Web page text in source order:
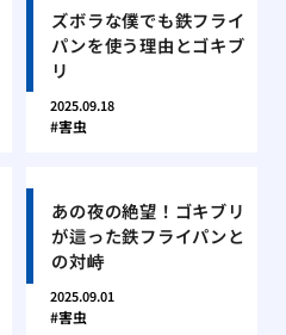
ズボラな僕でも鉄フライ
パンを使う理由とゴキブ
リ
2025.09.18
害虫
あの夜の絶望！ゴキブリ
が這った鉄フライパンと
の対峙
2025.09.01
害虫